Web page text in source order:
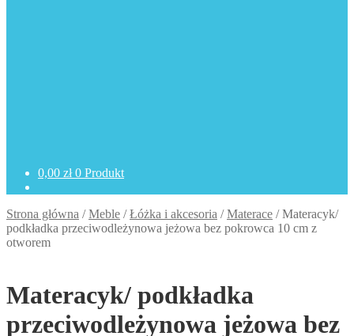
0,00 zł 0 Produkt
Strona główna /Meble /Łóżka i akcesoria /Materace /Materacyk/
podkładka przeciwodleżynowa jeżowa bez pokrowca 10 cm z
otworem
Materacyk/ podkładka
przeciwodleżynowa jeżowa bez